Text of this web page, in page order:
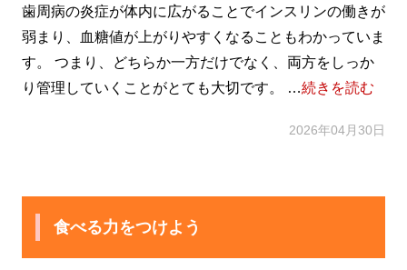
歯周病の炎症が体内に広がることでインスリンの働きが
弱まり、血糖値が上がりやすくなることもわかっていま
す。 つまり、どちらか一方だけでなく、両方をしっか
り管理していくことがとても大切です。 …続きを読む
2026年04月30日
食べる力をつけよう